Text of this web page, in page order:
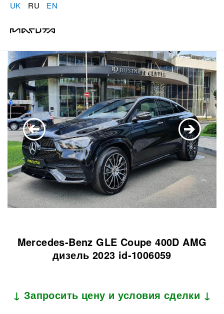
UK RU EN
Mercedes-Benz GLE Coupe 400D AMG
дизель 2023 id-1006059
↓ Запросить цену и условия сделки ↓